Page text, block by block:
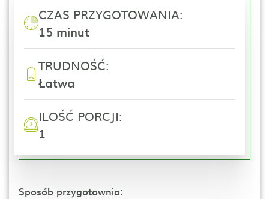
CZAS PRZYGOTOWANIA:
15 minut
TRUDNOŚĆ:
Łatwa
ILOŚĆ PORCJI:
1
Sposób przygotownia: